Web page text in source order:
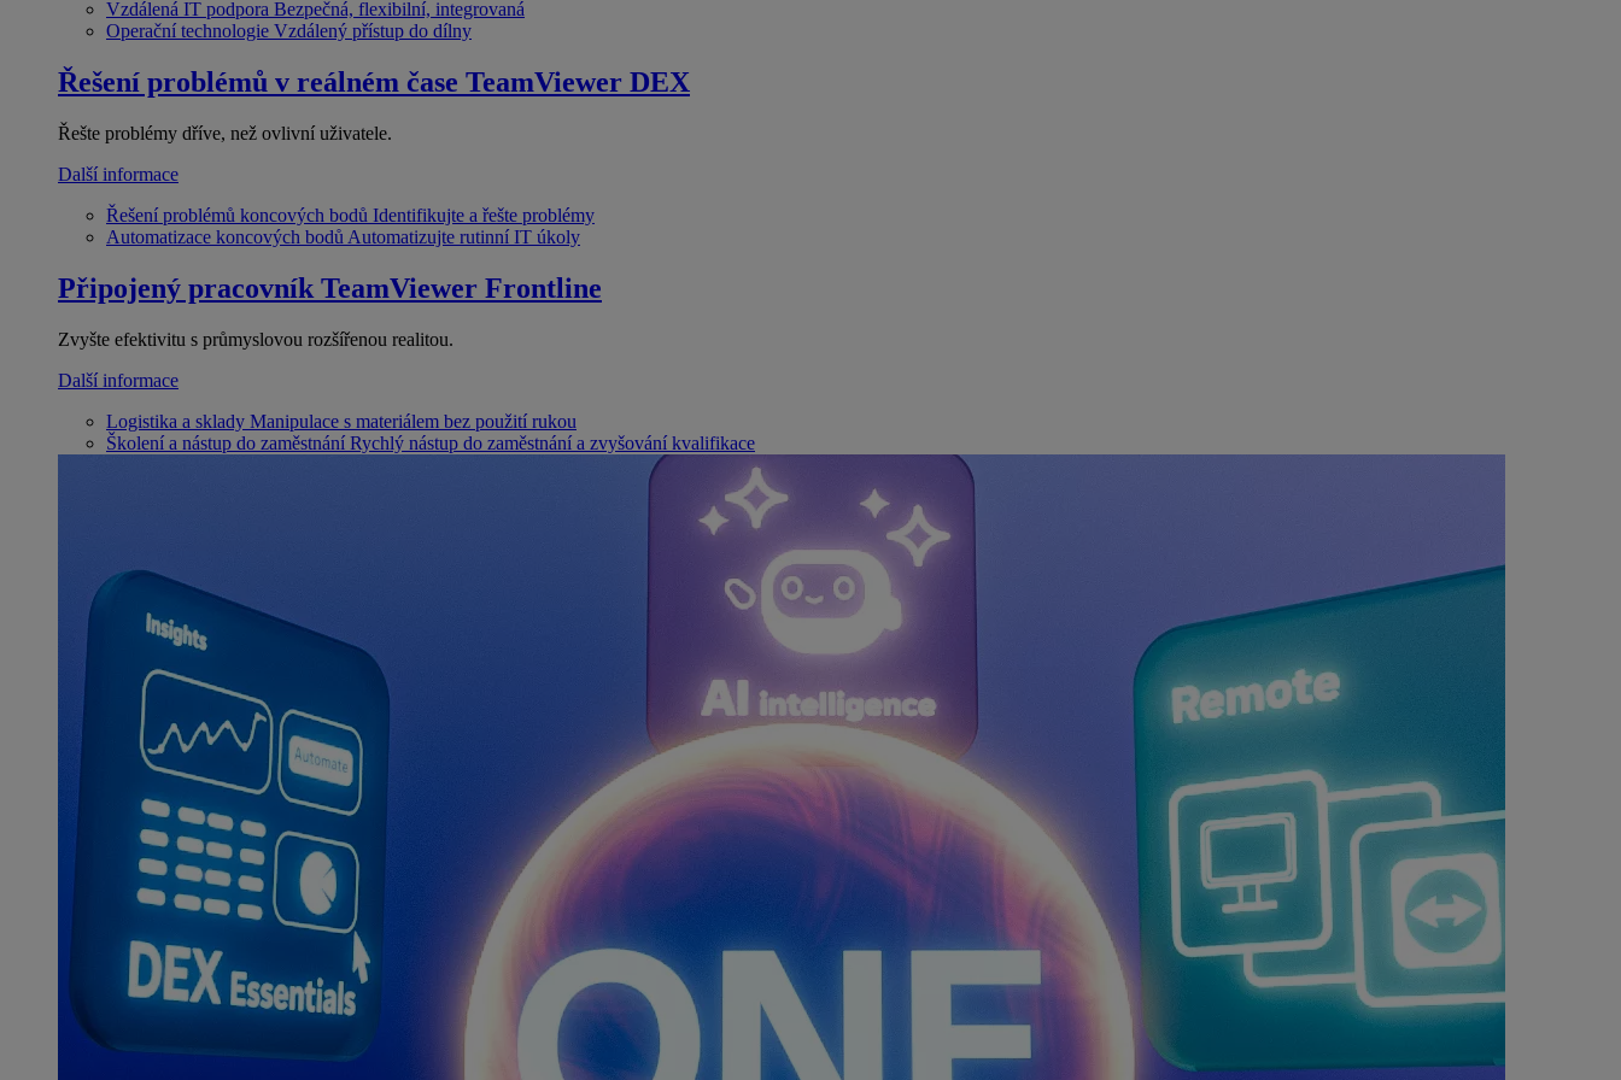
Vzdálená IT podpora Bezpečná, flexibilní, integrovaná
Operační technologie Vzdálený přístup do dílny
Řešení problémů v reálném čase TeamViewer DEX
Řešte problémy dříve, než ovlivní uživatele.
Další informace
Řešení problémů koncových bodů Identifikujte a řešte problémy
Automatizace koncových bodů Automatizujte rutinní IT úkoly
Připojený pracovník TeamViewer Frontline
Zvyšte efektivitu s průmyslovou rozšířenou realitou.
Další informace
Logistika a sklady Manipulace s materiálem bez použití rukou
Školení a nástup do zaměstnání Rychlý nástup do zaměstnání a zvyšování kvalifikace